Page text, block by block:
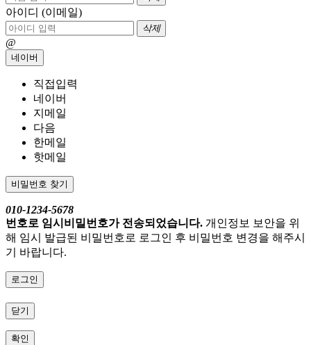
아이디 (이메일)
삭제
@
네이버
직접입력
네이버
지메일
다음
한메일
핫메일
비밀번호 찾기
010-1234-5678
번호로 임시비밀번호가 전송되었습니다. 개인정보 보안을 위
해 임시 발급된 비밀번호로 로그인 후 비밀번호 변경을 해주시
기 바랍니다.
로그인
닫기
확인